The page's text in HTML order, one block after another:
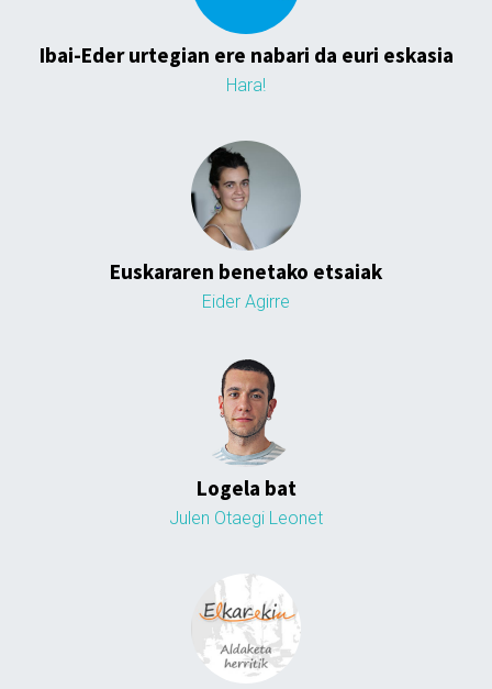
Ibai-Eder urtegian ere nabari da euri eskasia
Hara!
Euskararen benetako etsaiak
Eider Agirre
Logela bat
Julen Otaegi Leonet